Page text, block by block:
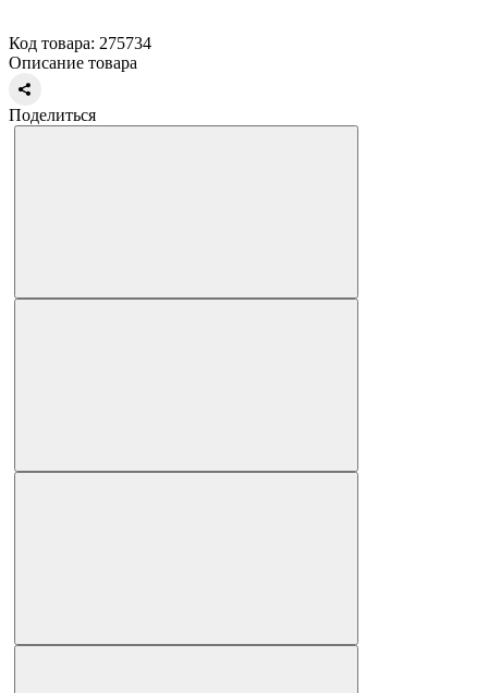
Код товара: 275734
Описание товара
Поделиться